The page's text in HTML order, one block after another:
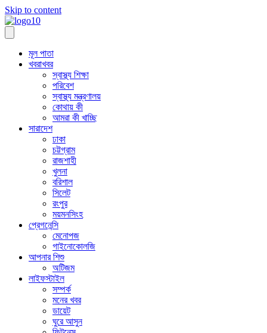
Skip to content
মূল পাতা
খবরাখবর
স্বাস্থ্য শিক্ষা
পরিবেশ
স্বাস্থ্য মন্ত্রণালয়
কোথায় কী
আমরা কী খাচ্ছি
সারাদেশ
ঢাকা
চট্টগ্রাম
রাজশাহী
খুলনা
বরিশাল
সিলেট
রংপুর
ময়মনসিংহ
প্রেগনেন্সি
মেনোপজ
গাইনোকোলজি
আপনার শিশু
অটিজম
লাইফস্টাইল
সম্পর্ক
মনের খবর
ডায়েট
ঘুরে আসুন